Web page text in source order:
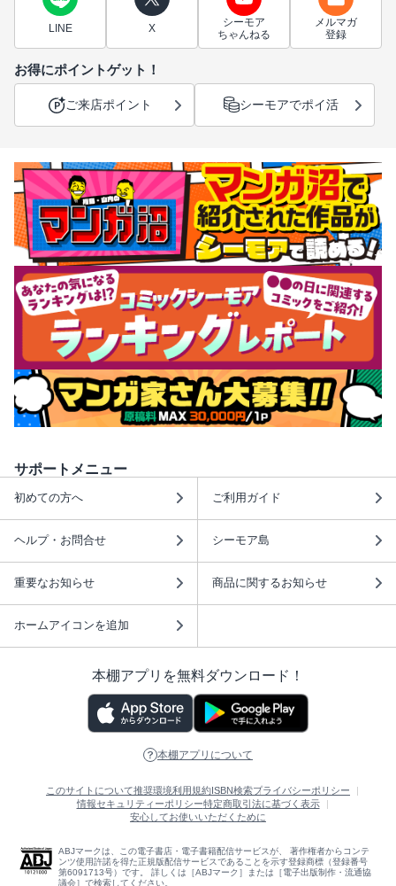
LINE X
シーモア
ちゃんねる
メルマガ
登録
お得にポイントゲット！
ご来店ポイント シーモアでポイ活
サポートメニュー
初めての方へ ご利用ガイド
ヘルプ・お問合せ シーモア島
重要なお知らせ 商品に関するお知らせ
ホームアイコンを追加
本棚アプリを無料ダウンロード！
本棚アプリについて
このサイトについて推奨環境利用規約ISBN検索プライバシーポリシー
情報セキュリティーポリシー特定商取引法に基づく表示
安心してお使いいただくために
ABJマークは、この電子書店・電子書籍配信サービスが、 著作権者からコンテ
ンツ使用許諾を得た正規版配信サービスであることを示す登録商標（登録番号
第6091713号）です。 詳しくは［ABJマーク］または［電子出版制作・流通協
議会］で検索してください。